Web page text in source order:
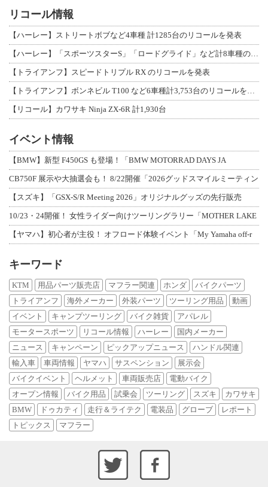
リコール情報
【ハーレー】ストリートボブなど4車種 計1285台のリコールを発表
【トライアンフ】スピードトリプル RX のリコールを発表
【リコール】カワサキ Ninja ZX-6R 計1,930台
イベント情報
【BMW】新型 F450GS も登場！「BMW MOTORRAD DAYS JA
CB750F 展示や大抽選会も！ 8/22開催「2026グッドスマイルミーティン
【スズキ】「GSX-S/R Meeting 2026」オリジナルグッズの先行販売
10/23・24開催！ 女性ライダー向けツーリングラリー「MOTHER LAKE
【ヤマハ】初心者が主役！ オフロード体験イベント「My Yamaha off-r
キーワード
KTM 用品パーツ販売店 マフラー関連 ホンダ
バイクパーツ
トライアンフ
海外メーカー 外装パーツ ツーリング用品
動画
イベント
キャンプツーリング バイク雑貨
アパレル
モータースポーツ
リコール情報 ハーレー
国内メーカー
ニュース
キャンペーン ピックアップニュース
ハンドル関連
輸入車
車両情報 ヤマハ サスペンション
展示会
バイクイベント
ヘルメット 車両販売店
電動バイク
オープン情報
バイク用品 試乗会 ツーリング スズキ
カワサキ
BMW
ドゥカティ 走行＆ライテク 電装品 グローブ
レポート
トピックス
マフラー